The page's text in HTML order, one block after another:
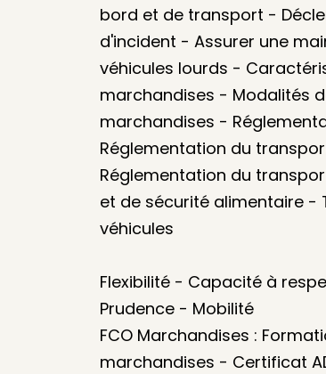
bord et de transport -
d'incident - Assurer une
véhicules lourds -
marchandises - Modalités
marchandises -
Réglementation du
Réglementation du
et de sécurité alimentaire -
véhicules
Flexibilité - Capacité à
Prudence - Mobilité
FCO Marchandises :
marchandises - Certificat